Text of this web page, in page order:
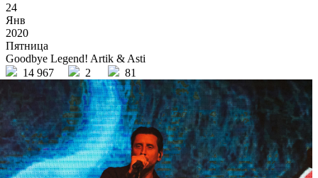
24
Янв
2020
Пятница
Goodbye Legend! Artik & Asti
14 967
2 81
Ссылка на отбор фото